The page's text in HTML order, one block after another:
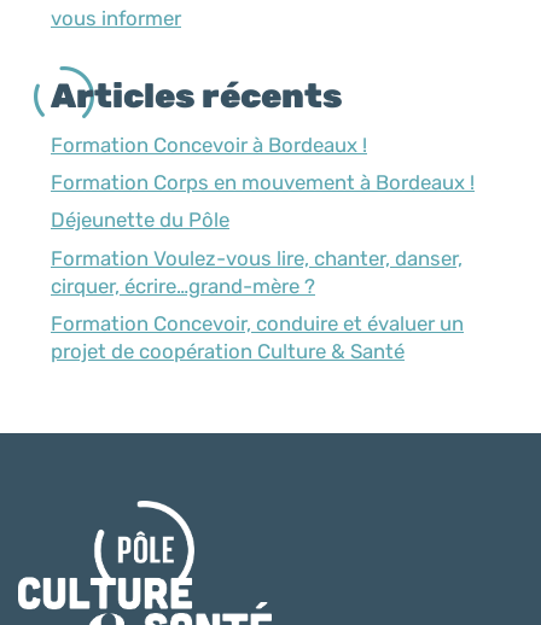
vous informer
Articles récents
Formation Concevoir à Bordeaux !
Formation Corps en mouvement à Bordeaux !
Déjeunette du Pôle
Formation Voulez-vous lire, chanter, danser,
cirquer, écrire…grand-mère ?
Formation Concevoir, conduire et évaluer un
projet de coopération Culture & Santé